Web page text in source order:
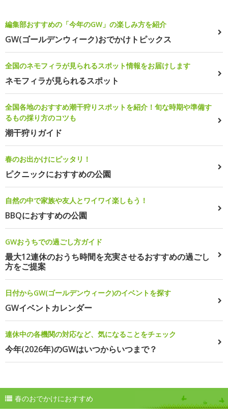
編集部おすすめの「今年のGW」の楽しみ方を紹介
GW(ゴールデンウィーク)おでかけトピックス
全国のネモフィラが見られるスポット情報をお届けします
ネモフィラが見られるスポット
全国各地のおすすめ潮干狩りスポットを紹介！旬な時期や準備す
るもの採り方のコツも
潮干狩りガイド
春のお出かけにピッタリ！
ピクニックにおすすめの公園
自然の中で家族や友人とワイワイ楽しもう！
BBQにおすすめの公園
GWおうちでの過ごし方ガイド
最大12連休のおうち時間を充実させるおすすめの過ごし
方をご提案
日付からGW(ゴールデンウィーク)のイベントを探す
GWイベントカレンダー
連休中の各機関の対応など、気になることをチェック
今年(2026年)のGWはいつからいつまで？
春のおでかけにおすすめ